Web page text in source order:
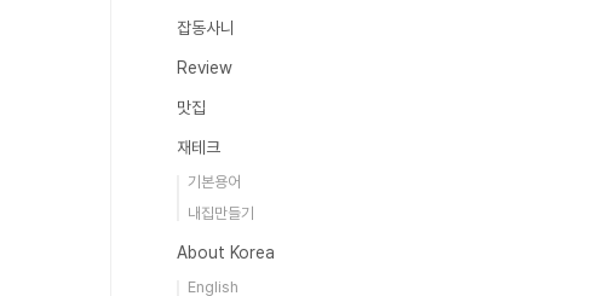
잡동사니
Review
맛집
재테크
기본용어
내집만들기
About Korea
English